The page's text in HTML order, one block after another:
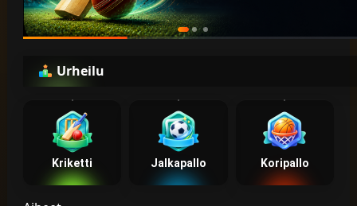
Urheilu
Kriketti Jalkapallo Koripallo